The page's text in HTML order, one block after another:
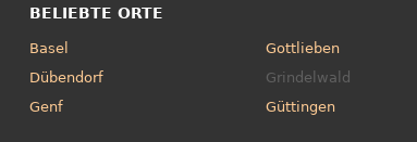
BELIEBTE ORTE
Basel
Dübendorf
Genf
Gottlieben
Grindelwald
Güttingen